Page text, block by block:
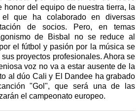
honor del equipo de nuestra tierra, la
que ha colaborado en diversas
de socios. Pero, en temas
de Bisbal no se reduce al
el fútbol y pasión por la música se
proyectos profesionales. Ahora se
voz no va a estar ausente de la
al dúo Cali y El Dandee ha grabado
"Gol", que será una de las
el campeonato europeo.